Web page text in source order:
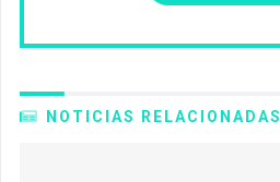
NOTICIAS RELACIONADAS